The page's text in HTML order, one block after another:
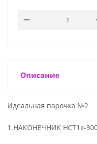
Описание
Идеальная парочка №2
1.НАКОНЕЧНИК НСТ1к-